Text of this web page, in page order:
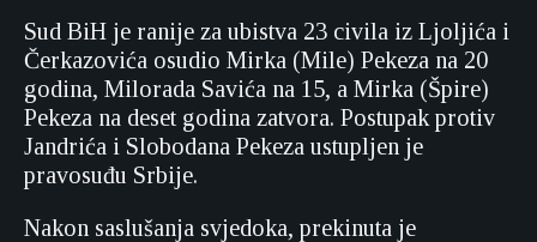
Sud BiH je ranije za ubistva 23 civila iz Ljoljića i
Čerkazovića osudio Mirka (Mile) Pekeza na 20
godina, Milorada Savića na 15, a Mirka (Špire)
Pekeza na deset godina zatvora. Postupak protiv
Jandrića i Slobodana Pekeza ustupljen je
pravosuđu Srbije.
Nakon saslušanja svjedoka, prekinuta je